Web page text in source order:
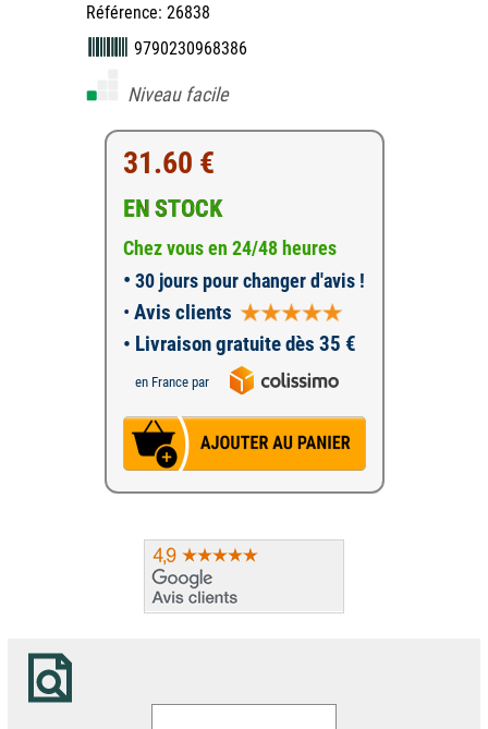
Référence: 26838
9790230968386
Niveau facile
31.60 €
EN STOCK
Chez vous en 24/48 heures
• 30 jours pour changer d'avis !
• Avis clients
• Livraison gratuite dès 35 €
en France par